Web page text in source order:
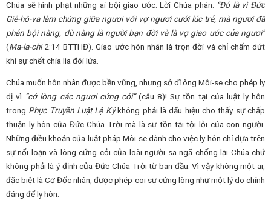
Chúa sẽ hình phạt những ai bội giao ước. Lời Chúa phán: “Đó là vì Đức
Giê-hô-va làm chứng giữa ngươi với vợ ngươi cưới lúc trẻ, mà ngươi đã
phản bội nàng, dù nàng là người bạn đời và là vợ giao ước của ngươi”
(Ma-la-chi2:14 BTTHĐ). Giao ước hôn nhân là trọn đời và chỉ chấm dứt
khi sự chết chia lìa đôi lứa.
Chúa muốn hôn nhân được bền vững, nhưng sở dĩ ông Môi-se cho phép ly
dị vì “cớ lòngcác ngươicứng cỏi”(câu 8)! Sự tồn tại của luật ly hôn
trong Phục Truyền Luật Lệ Kýkhông phải là dấu hiệu cho thấy sự chấp
thuận ly hôn của Đức Chúa Trời mà là sự tồn tại tội lỗi của con người.
Những điều khoản của luật pháp Môi-se dành cho việc ly hôn chỉ dựa trên
sự nổi loạn và lòng cứng cỏi của loài người sa ngã chống lại Chúa chứ
không phải là ý định của Đức Chúa Trời từ ban đầu. Vì vậy không một ai,
đặc biệt là Cơ Đốc nhân, được phép coi sự cứng lòng như một lý do chính
đáng để ly hôn.